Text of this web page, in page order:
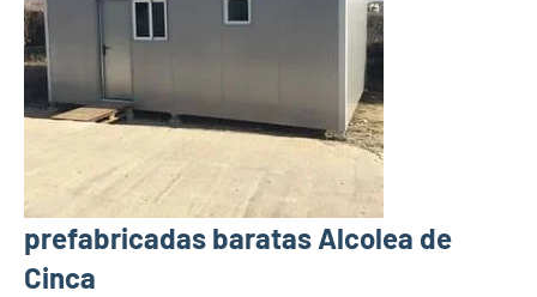
prefabricadas baratas Alcolea de
Cinca